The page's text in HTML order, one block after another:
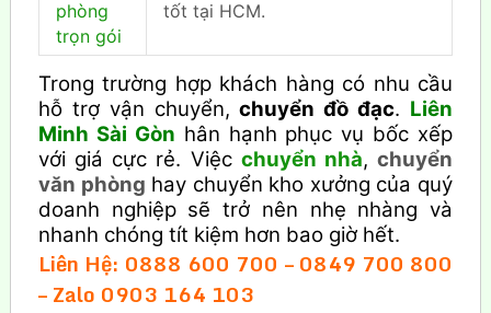
phòng
trọn gói
tốt tại HCM.
Trong trường hợp khách hàng có nhu cầu
hỗ trợ vận chuyển,chuyển đồ đạc. Liên
Minh Sài Gòn hân hạnh phục vụ bốc xếp
với giá cực rẻ. Việc chuyển nhà,chuyển
văn phòng hay chuyển kho xưởng của quý
doanh nghiệp sẽ trở nên nhẹ nhàng và
nhanh chóng tít kiệm hơn bao giờ hết.
Liên Hệ: 0888 600 700 – 0849 700 800
– Zalo 0903 164 103